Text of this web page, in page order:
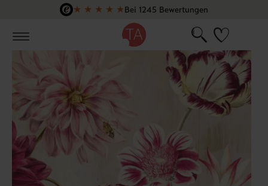
Zum Hauptinhalt springen
★ ★ ★ ★ ★Bei 1245 Bewertungen